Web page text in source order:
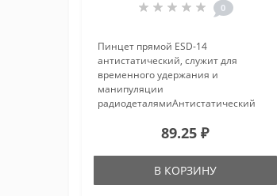
0
Пинцет прямой ESD-14
антистатический, служит для
временного удержания и
манипуляции
радиодеталямиАнтистатический
является профессиональным
электроникой и мелкими деталями.
Он предназначен для точн..
89.25 ₽
В КОРЗИНУ